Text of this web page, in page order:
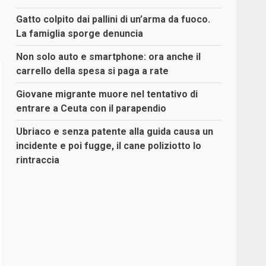
Gatto colpito dai pallini di un’arma da fuoco.
La famiglia sporge denuncia
Non solo auto e smartphone: ora anche il
carrello della spesa si paga a rate
Giovane migrante muore nel tentativo di
entrare a Ceuta con il parapendio
Ubriaco e senza patente alla guida causa un
incidente e poi fugge, il cane poliziotto lo
rintraccia